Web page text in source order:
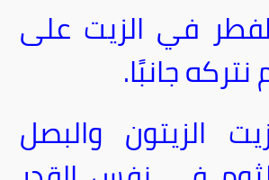
في الزيت على
جانبًا.
الزيتون والبصل